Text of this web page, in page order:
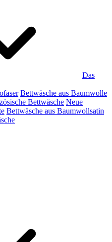
Das
Bettwäsche aus Baumwolle
Bettwäsche Neue
Bettwäsche aus Baumwollsatin